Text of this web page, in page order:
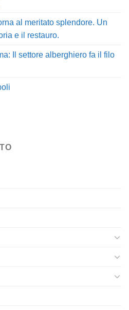
al meritato splendore. Un
e il restauro.
Il settore alberghiero fa il filo